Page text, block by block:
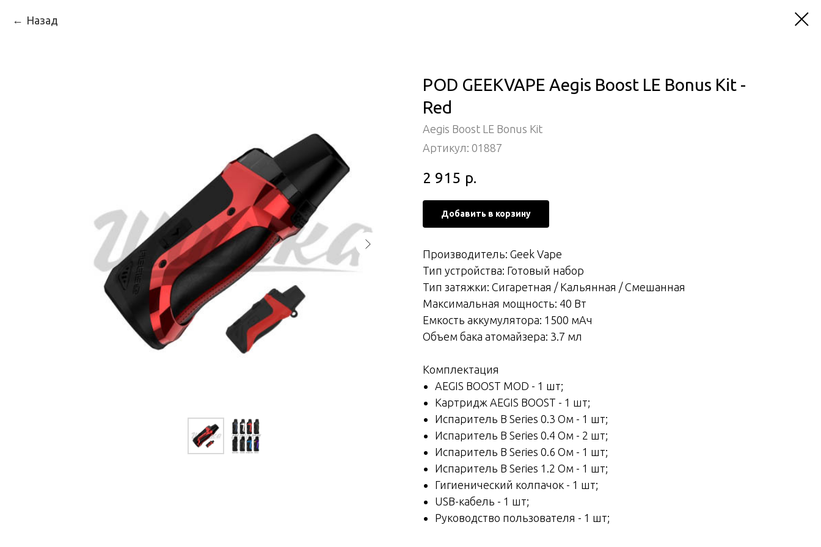
Назад
POD GEEKVAPE Aegis Boost LE Bonus Kit -
Red
Aegis Boost LE Bonus Kit
Артикул: 01887
2 915 р.
Добавить в корзину
Производитель: Geek Vape
Тип устройства: Готовый набор
Тип затяжки: Сигаретная / Кальянная / Смешанная
Максимальная мощность: 40 Вт
Емкость аккумулятора: 1500 мАч
Объем бака атомайзера: 3.7 мл
Комплектация
AEGIS BOOST MOD - 1 шт;
Картридж AEGIS BOOST - 1 шт;
Испаритель B Series 0.3 Ом - 1 шт;
Испаритель B Series 0.4 Ом - 2 шт;
Испаритель B Series 0.6 Ом - 1 шт;
Испаритель B Series 1.2 Ом - 1 шт;
Гигиенический колпачок - 1 шт;
USB-кабель - 1 шт;
Руководство пользователя - 1 шт;